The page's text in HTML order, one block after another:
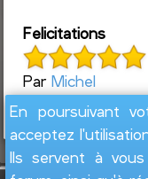
Felicitations
ParMichel
Super logiciel
En poursuivant
acceptez
Ils servent à